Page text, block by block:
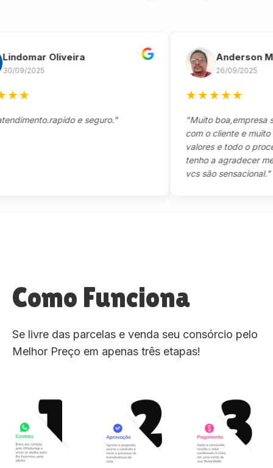
Oliveira
2025
★
e seguro."
Anderson
26/09/2025
★★★★
"Muito boa,empresa
com o cliente e muito
valores e todo o
tenho a agradecer
vcs são sensacional."
Como Funciona
Se livre das parcelas e venda seu consórcio pelo
Melhor Preço em apenas três etapas!